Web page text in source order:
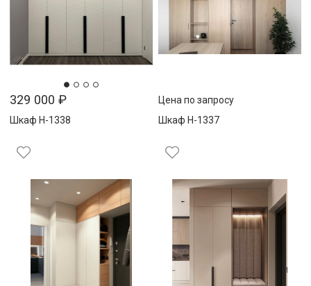
329 000 ₽
Шкаф Н-1338
Цена по запросу
Шкаф Н-1337